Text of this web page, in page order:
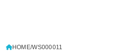
HOME WS000011